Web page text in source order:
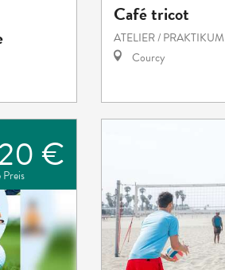
Café tricot
ATELIER / PRAKTIKUM
Courcy
€